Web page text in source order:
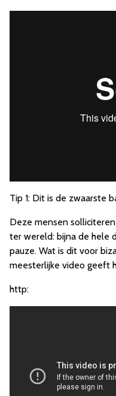
Tip 1: Dit is de zwaarste
Deze mensen
ter wereld: bijna de hele
pauze. Wat is dit voor
meesterlijke video geeft
http: